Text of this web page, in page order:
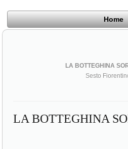
Home
LA BOTTEGHINA
Sesto
LA BOTTEGHINA